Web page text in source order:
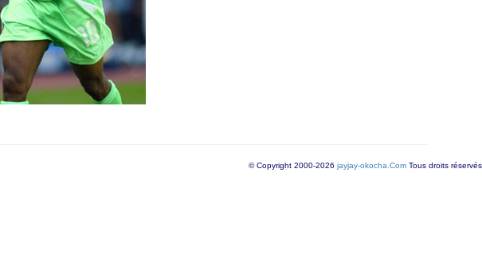
© Copyright 2000-2026 jayjay-okocha.Com Tous droits réservés